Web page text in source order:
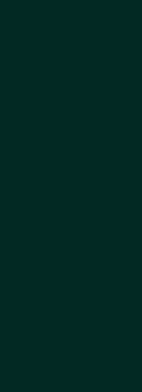
une
à en
nom
famille
ou
du
métiers